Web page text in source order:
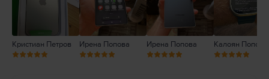
Кристиан Петров Ирена Попова Ирена Попова Калоян Попов